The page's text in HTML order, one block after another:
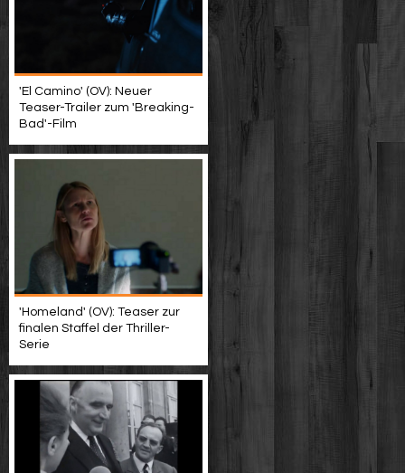
'El Camino' (OV): Neuer
Teaser-Trailer zum 'Breaking-
Bad'-Film
'Homeland' (OV): Teaser zur
finalen Staffel der Thriller-
Serie